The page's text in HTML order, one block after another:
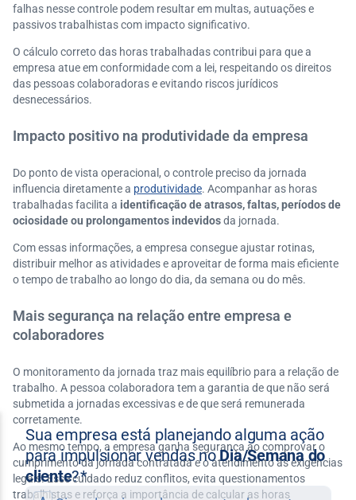
falhas nesse controle podem resultar em multas, autuações e
passivos trabalhistas com impacto significativo.
O cálculo correto das horas trabalhadas contribui para que a
empresa atue em conformidade com a lei, respeitando os direitos
das pessoas colaboradoras e evitando riscos jurídicos
desnecessários.
Impacto positivo na produtividade da empresa
Do ponto de vista operacional, o controle preciso da jornada
influencia diretamente a produtividade. Acompanhar as horas
trabalhadas facilita a identificação de atrasos, faltas, períodos de
ociosidade ou prolongamentos indevidosda jornada.
Com essas informações, a empresa consegue ajustar rotinas,
distribuir melhor as atividades e aproveitar de forma mais eficiente
o tempo de trabalho ao longo do dia, da semana ou do mês.
Mais segurança na relação entre empresa e
colaboradores
O monitoramento da jornada traz mais equilíbrio para a relação de
trabalho. A pessoa colaboradora tem a garantia de que não será
submetida a jornadas excessivas e de que será remunerada
corretamente.
Ao mesmo tempo, a empresa ganha segurança ao comprovar o
cumprimento da jornada contratada e o atendimento às exigências
legais. Esse cuidado reduz conflitos, evita questionamentos
trabalhistas e reforça a importância de calcular as horas